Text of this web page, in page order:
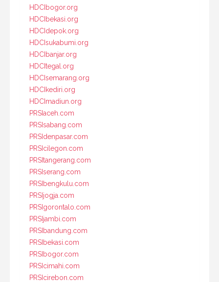
HDCIbogor.org
HDCIbekasi.org
HDCIdepok.org
HDCIsukabumi.org
HDCIbanjar.org
HDCItegal.org
HDCIsemarang.org
HDCIkediri.org
HDCImadiun.org
PRSIaceh.com
PRSIsabang.com
PRSIdenpasar.com
PRSIcilegon.com
PRSItangerang.com
PRSIserang.com
PRSIbengkulu.com
PRSIjogja.com
PRSIgorontalo.com
PRSIjambi.com
PRSIbandung.com
PRSIbekasi.com
PRSIbogor.com
PRSIcimahi.com
PRSIcirebon.com